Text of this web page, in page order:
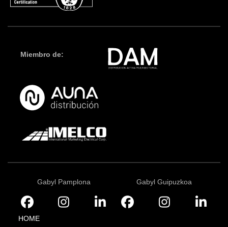
Miembro de:
Gabyl Pamplona Gabyl Guipuzkoa
HOME